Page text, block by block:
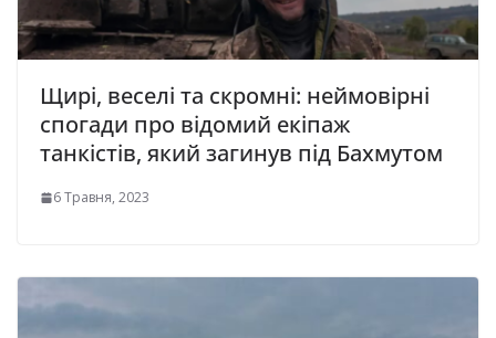
Щирі, веселі та скромні: неймовірні
спогади про відомий екіпаж
танкістів, який загинув під Бахмутом
6 Травня, 2023